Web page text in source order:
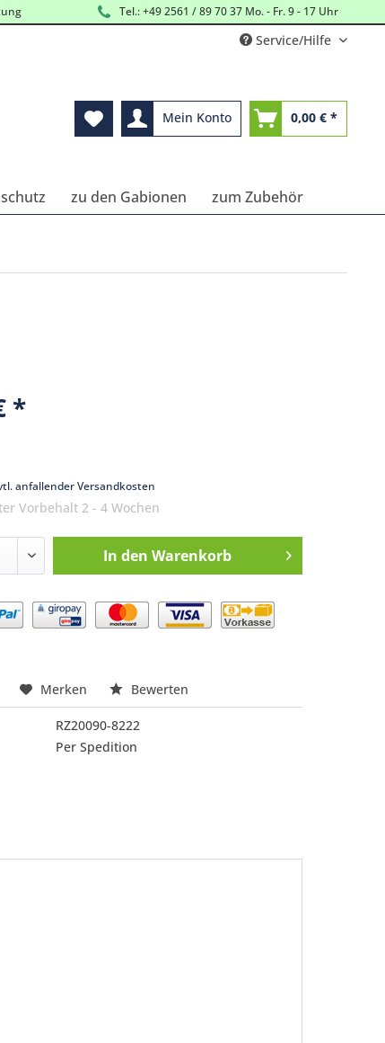
Tel.: +49 2561 / 89 70 37 Mo. - Fr. 9 - 17 Uhr
Service/Hilfe
Mein Konto 0,00 € *
zu den Gabionen zum Zubehör
*
anfallender Versandkosten
Vorbehalt 2 - 4 Wochen
In den Warenkorb
Merken Bewerten
RZ20090-8222
Per Spedition